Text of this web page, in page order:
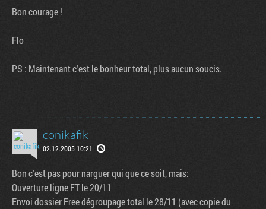
Bon courage !
Flo
PS : Maintenant c'est le bonheur total, plus aucun soucis.
conikafik
02.12.2005 10:21
Bon c'est pas pour narguer qui que ce soit, mais:
Ouverture ligne FT le 20/11
Envoi dossier Free dégroupage total le 28/11 (avec copie du